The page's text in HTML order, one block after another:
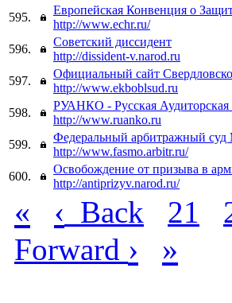
595.
Европейская Конвенция о
http://www.echr.ru/
596.
Советский диссидент
http://dissident-v.narod.ru
597.
Официальный сайт
http://www.ekboblsud.ru
598.
РУАНКО - Русская
http://www.ruanko.ru
599.
Федеральный арбитражный суд
http://www.fasmo.arbitr.ru/
600.
Освобождение от призыва в
http://antiprizyv.narod.ru/
« ‹ Back 21
Forward › »